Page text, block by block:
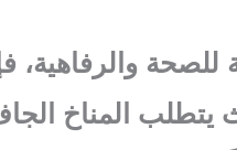
للصحة
يتطلب المناخ